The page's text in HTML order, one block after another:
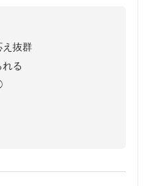
抜群
る